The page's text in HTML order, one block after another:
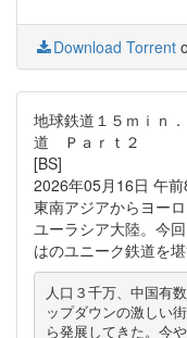
Download Torrent
地球鉄道１５ｍｉｎ
道 Ｐａｒｔ２
[BS]
2026年05月16日 午
東南アジアからヨー
ユーラシア大陸。今
はのユニーク鉄道を堪
人口３千万、中国有
ップダウンの激しい
ら発展してきた。今